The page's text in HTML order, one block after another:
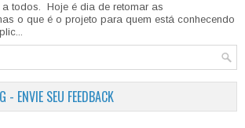
todos. Hoje é dia de retomar as
o que é o projeto para quem está conhecendo
- ENVIE SEU FEEDBACK